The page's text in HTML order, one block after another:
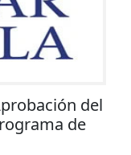
del
de